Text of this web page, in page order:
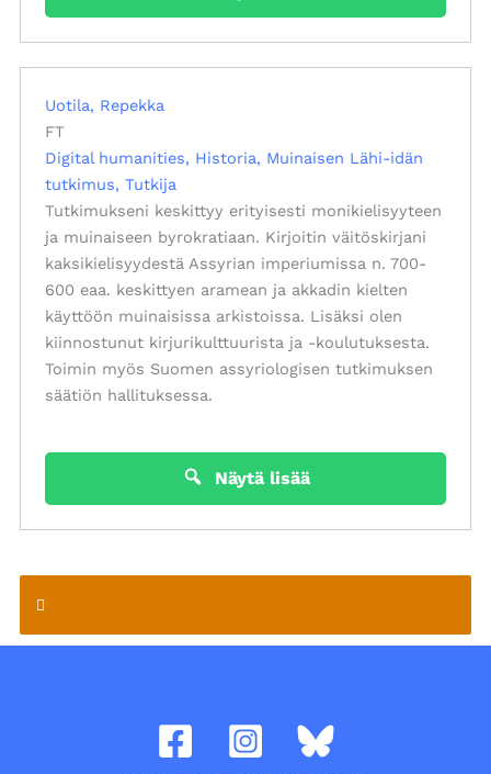
Uotila, Repekka
FT
Digital humanities
Historia Muinaisen Lähi-idän
tutkimus Tutkija
Tutkimukseni keskittyy erityisesti monikielisyyteen
ja muinaiseen byrokratiaan. Kirjoitin väitöskirjani
kaksikielisyydestä Assyrian imperiumissa n. 700-
600 eaa. keskittyen aramean ja akkadin kielten
käyttöön muinaisissa arkistoissa. Lisäksi olen
kiinnostunut kirjurikulttuurista ja -koulutuksesta.
Toimin myös Suomen assyriologisen tutkimuksen
säätiön hallituksessa.
Näytä lisää